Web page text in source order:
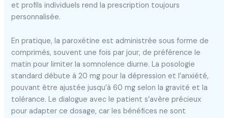
et profils individuels rend la prescription toujours
personnalisée.
En pratique, la paroxétine est administrée sous forme de
comprimés, souvent une fois par jour, de préférence le
matin pour limiter la somnolence diurne. La posologie
standard débute à 20 mg pour la dépression et l’anxiété,
pouvant être ajustée jusqu’à 60 mg selon la gravité et la
tolérance. Le dialogue avec le patient s’avère précieux
pour adapter ce dosage, car les bénéfices ne sont